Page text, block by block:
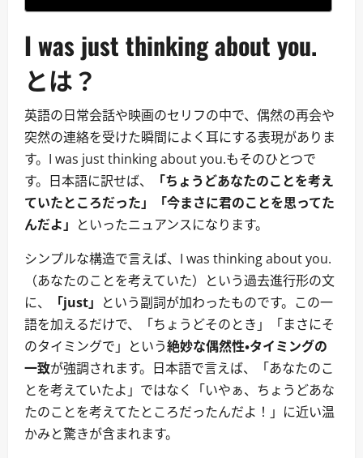
I was just thinking about you.
とは？
英語の日常会話や映画のセリフの中で、偶然の再会や
突然の連絡を受けた瞬間によく耳にする表現がありま
す。I was just thinking about you.もそのひとつで
す。日本語に訳せば、
「ちょうどあなたのことを考え
ていたところだった」「今まさに君のことを思ってた
んだよ」 といったニュアンスになります。
シンプルな構造で言えば、I was thinking about you.
（あなたのことを考えていた）という過去進行形の文
に、
「just」 という副詞が加わったものです。この一
語を加えるだけで、「ちょうどそのとき」「まさにそ
のタイミングで」という絶妙な偶然性・タイミングの
一致が強調されます。日本語で言えば、「あなたのこ
とを考えていたよ」ではなく「いやぁ、ちょうどあな
たのことを考えてたところだったんだよ！」に近い温
かみと驚きが含まれます。